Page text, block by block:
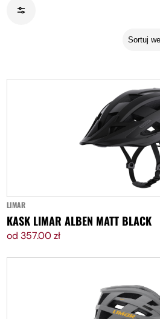
DODAJ DO KOSZYKA
LIMAR
KASK LIMAR ALBEN MATT BLACK
od 357.00 zł